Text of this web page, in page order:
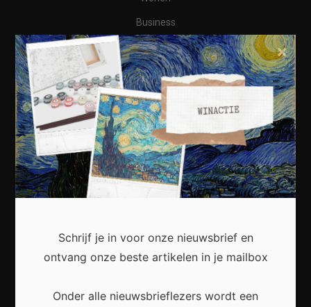
Business
Financieel
Varia
Meest recent
wordt voor Nederlandse huishoudens
Schrijf je in voor onze nieuwsbrief en
ontvang onze beste artikelen in je mailbox
Onder alle nieuwsbrieflezers wordt een
×